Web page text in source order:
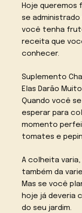
Hoje queremos
se
você tenha
receita que
conhecer.
Suplemento
Elas Darão
Quando você
esperar para
momento
tomates e
A colheita
também da
Mas se você
hoje já deveria
do seu jardim.